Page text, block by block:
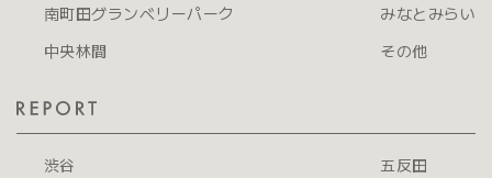
南町田グランベリーパーク
中央林間
みなとみらい
その他
渋谷
五反田